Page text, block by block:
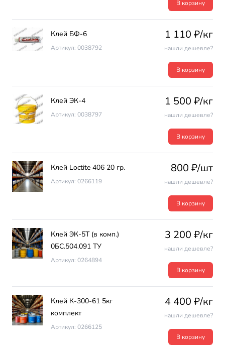
В корзину
Клей БФ-6
Артикул: 0038792
1 110 ₽/кг
нашли дешевле?
В корзину
Клей ЭК-4
Артикул: 0038797
1 500 ₽/кг
нашли дешевле?
В корзину
Клей Loctite 406 20 гр.
Артикул: 0266119
800 ₽/шт
нашли дешевле?
В корзину
Клей ЭК-5Т (в комп.)
0БС.504.091 ТУ
Артикул: 0264894
3 200 ₽/кг
нашли дешевле?
В корзину
Клей К-300-61 5кг
комплект
Артикул: 0266125
4 400 ₽/кг
нашли дешевле?
В корзину